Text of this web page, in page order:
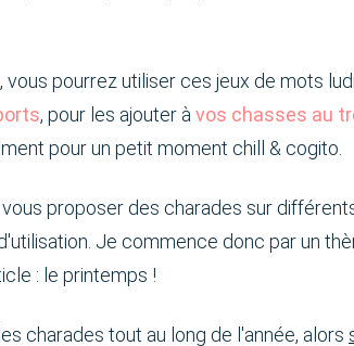
, vous pourrez utiliser ces jeux de mots
, pour les ajouter à vos chasses au
pour un petit moment chill & cogito.
proposer des charades sur
Je commence donc par un
: le printemps !
charades tout au long de l'année, alors